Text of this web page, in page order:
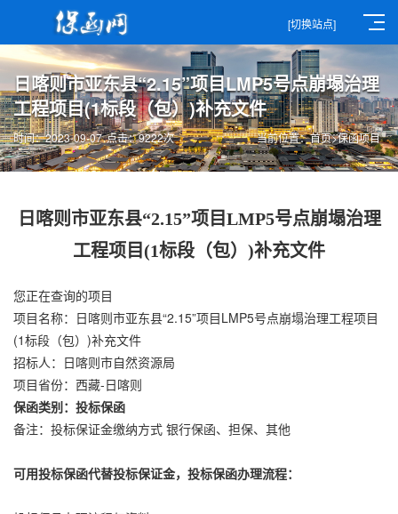
[切换站点]
日喀则市亚东县“2.15”项目LMP5号点崩塌治理
工程项目(1标段（包）)补充文件
当前位置：首页>保函项目
时间：2023-09-07 点击：9222次
日喀则市亚东县“2.15”项目LMP5号点崩塌治理
工程项目(1标段（包）)补充文件
您正在查询的项目
项目名称：日喀则市亚东县“2.15”项目LMP5号点崩塌治理工程项目
(1标段（包）)补充文件
招标人：日喀则市自然资源局
项目省份：西藏-日喀则
保函类别：投标保函
备注：投标保证金缴纳方式 银行保函、担保、其他
可用投标保函代替投标保证金，投标保函办理流程：